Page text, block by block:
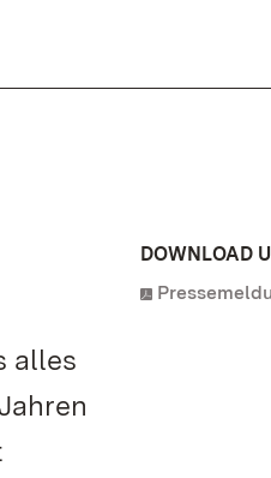
alles
DOWNLOAD